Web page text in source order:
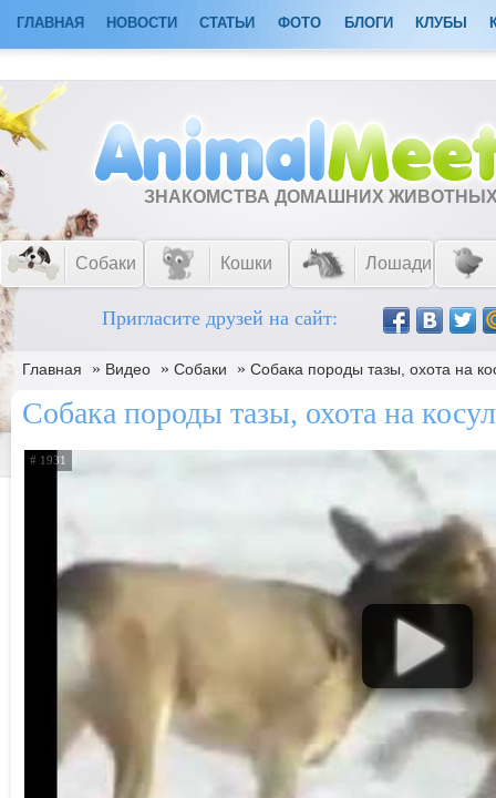
ГЛАВНАЯ НОВОСТИ СТАТЬИ ФОТО БЛОГИ КЛУБЫ
ЗНАКОМСТВА ДОМАШНИХ
Собаки Кошки Лошади
Пригласите друзей на сайт:
Главная » Видео » Собаки » Собака породы тазы, охота на
Собака породы тазы, охота на
# 1931